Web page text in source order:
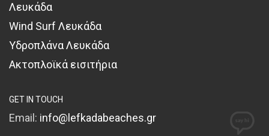
Λευκάδα
Wind Surf Λευκάδα
Υδροπλάνα Λευκάδα
Ακτοπλοϊκά εισιτήρια
GET IN TOUCH
Email: info@lefkadabeaches.gr